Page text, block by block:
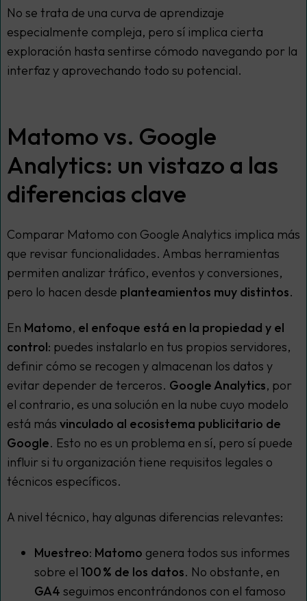
No se trata de una curva de aprendizaje
especialmente compleja, pero sí implica cierta
exploración hasta sentirse cómodo navegando por la
interfaz y aprovechando todo su potencial.
Matomo vs. Google
Analytics: un vistazo a las
diferencias clave
Comparar Matomo con Google Analytics implica más
que revisar funcionalidades. Ambas herramientas
permiten analizar tráfico, eventos y conversiones,
pero lo hacen desde planteamientos muy distintos.
En Matomo, el enfoque está en la propiedad y el
control: puedes instalarlo en tus propios servidores,
definir cómo se recogen y almacenan los datos y
evitar depender de terceros. Google Analytics, por
el contrario, es una solución en la nube cuyo modelo
está más vinculado al ecosistema publicitario de
Google. Esto no es un problema en sí, pero sí puede
influir si tu organización tiene requisitos legales o
técnicos específicos.
A nivel técnico, hay algunas diferencias relevantes:
Muestreo: Matomo genera todos sus informes
sobre el 100 % de los datos. No obstante, en
GA4 seguimos encontrándonos con el famoso